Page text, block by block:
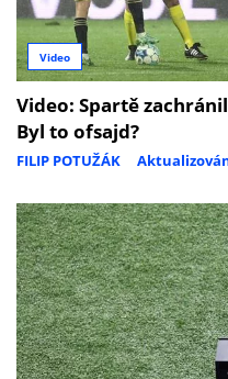
Video
Video: Spartě
Byl to ofsajd?
FILIP POTUŽÁK